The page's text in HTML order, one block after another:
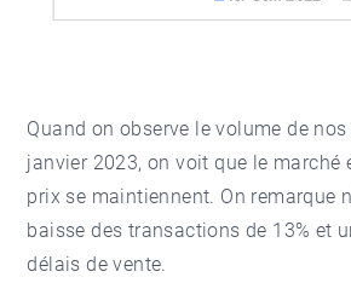
Quand on observe le volume de
janvier 2023, on voit que le marché
prix se maintiennent. On remarque
baisse des transactions de 13% et
délais de vente.